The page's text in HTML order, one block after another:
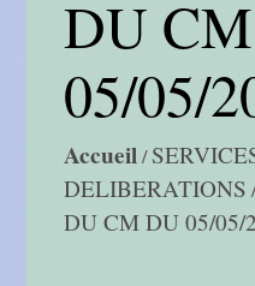
DU
05/05/
Accueil/
DELIBERATIONS
DU CM DU 05/05/